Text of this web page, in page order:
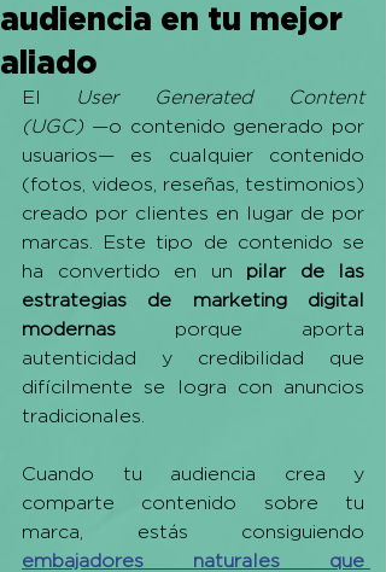
audiencia en tu mejor
aliado
El User Generated Content
(UGC) —o contenido generado por
usuarios— es cualquier contenido
(fotos, videos, reseñas, testimonios)
creado por clientes en lugar de por
marcas. Este tipo de contenido se
ha convertido en un pilar de las
estrategias de marketing digital
modernas porque aporta
autenticidad y credibilidad que
difícilmente se logra con anuncios
tradicionales.
Cuando tu audiencia crea y
comparte contenido sobre tu
embajadores naturales que